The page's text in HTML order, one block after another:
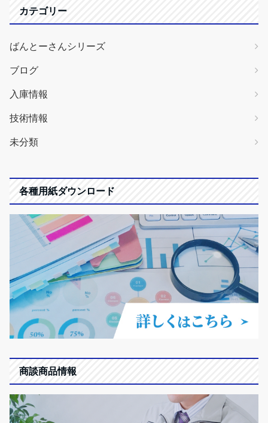
カテゴリー
ばんとーさんシリーズ
ブログ
入庫情報
技術情報
未分類
各種用紙ダウンロード
商談商品情報